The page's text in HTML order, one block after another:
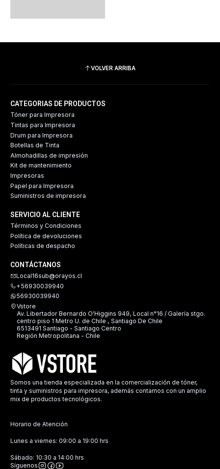
VOLVER ARRIBA
CATEGORIAS DE PRODUCTOS
Tóner para Impresora
Tintas para Impresora
Drum para Impresora
Botellas de Tinta
Almohadillas de impresión
Kit de mantenimiento
Impresoras
Papel para Impresora
Suministros de impresora
SERVICIO AL CLIENTE
Términos y Condiciones
Política de devoluciones
Políticas de despacho
CONTÁCTANOS
Local16sub@orayos.cl
+56930039940
56930039940
Vstore
Av. Libertador Bernardo O'Higgins 949, Local n°16 / Galería stgo.
centro piso 1 Metro U. de Chile , Santiago De Chile
6513491 Santiago - Santiago Centro
Región Metropolitana - Chile
Somos una tienda especializada en la comercialización de tóner,
tinta y suministros para impresora, además contamos con un amplio
mix de productos tecnológicos.
Horario de Atención
Lunes a viernes: 09:00 a 19:00 hrs
Sábado: 10:30 a 14:00 hrs
Síguenos